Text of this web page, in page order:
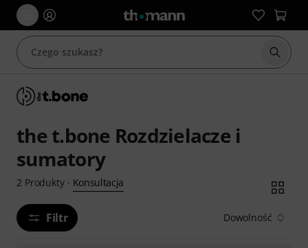
the t.bone Rozdzielacze i
sumatory
2 Produkty· Konsultacja
Filtr Dowolność